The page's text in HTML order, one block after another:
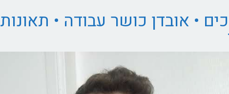
• אובדן כושר עבודה • תאונות